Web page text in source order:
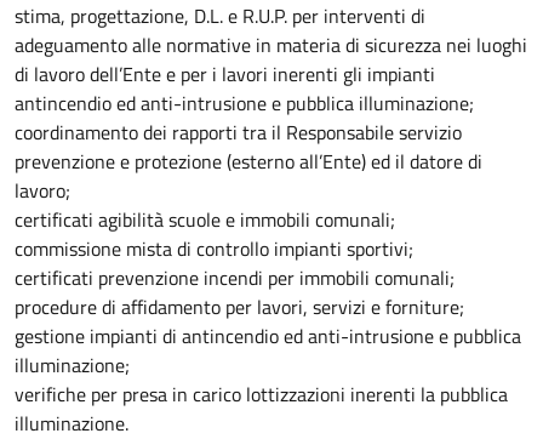
stima, progettazione, D.L. e R.U.P. per interventi di
adeguamento alle normative in materia di sicurezza nei luoghi
di lavoro dell’Ente e per i lavori inerenti gli impianti
antincendio ed anti-intrusione e pubblica illuminazione;
coordinamento dei rapporti tra il Responsabile servizio
prevenzione e protezione (esterno all’Ente) ed il datore di
lavoro;
certificati agibilità scuole e immobili comunali;
commissione mista di controllo impianti sportivi;
certificati prevenzione incendi per immobili comunali;
procedure di affidamento per lavori, servizi e forniture;
gestione impianti di antincendio ed anti-intrusione e pubblica
illuminazione;
verifiche per presa in carico lottizzazioni inerenti la pubblica
illuminazione.